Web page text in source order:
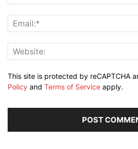
This site is protected by reCAPTCHA
Policy and Terms of Service apply.